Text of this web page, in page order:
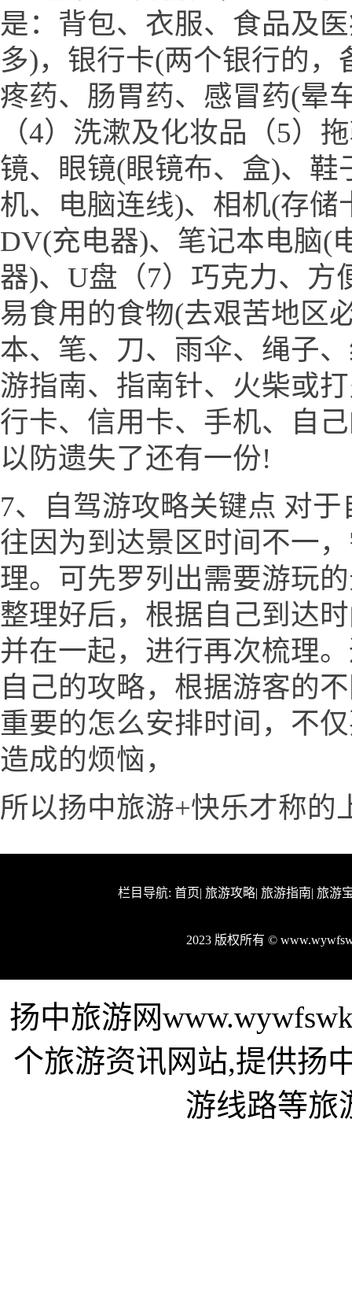
是：背包、衣服、食品及
多)，银行卡(两个银行的
疼药、肠胃药、感冒药(晕
（4）洗漱及化妆品（5）
镜、眼镜(眼镜布、盒)、
机、电脑连线)、相机(存
DV(充电器)、笔记本电脑(
器)、U盘（7）巧克力、方
易食用的食物(去艰苦地区
本、笔、刀、雨伞、绳子
游指南、指南针、火柴或
行卡、信用卡、手机、自
以防遗失了还有一份!
7、自驾游攻略关键点 对
往因为到达景区时间不一
理。可先罗列出需要游玩
整理好后，根据自己到达
并在一起，进行再次梳理
自己的攻略，根据游客的
重要的怎么安排时间，不
造成的烦恼，
所以扬中旅游+快乐才称的
栏目导航: 首页| 旅游攻略| 旅游指南| 旅游
2023 版权所有 ©
扬中旅游网
个旅游资讯网站,提供扬
游线路等旅